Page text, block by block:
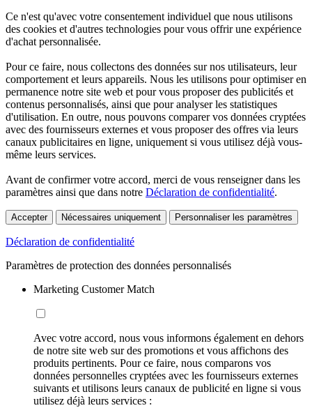
Ce n'est qu'avec votre consentement individuel que nous utilisons
des cookies et d'autres technologies pour vous offrir une expérience
d'achat personnalisée.
Pour ce faire, nous collectons des données sur nos utilisateurs, leur
comportement et leurs appareils. Nous les utilisons pour optimiser en
permanence notre site web et pour vous proposer des publicités et
contenus personnalisés, ainsi que pour analyser les statistiques
d'utilisation. En outre, nous pouvons comparer vos données cryptées
avec des fournisseurs externes et vous proposer des offres via leurs
canaux publicitaires en ligne, uniquement si vous utilisez déjà vous-
même leurs services.
Avant de confirmer votre accord, merci de vous renseigner dans les
paramètres ainsi que dans notre Déclaration de confidentialité.
Accepter Nécessaires uniquement Personnaliser les paramètres
Déclaration de confidentialité
Paramètres de protection des données personnalisés
Marketing Customer Match
Avec votre accord, nous vous informons également en dehors
de notre site web sur des promotions et vous affichons des
produits pertinents. Pour ce faire, nous comparons vos
données personnelles cryptées avec les fournisseurs externes
suivants et utilisons leurs canaux de publicité en ligne si vous
utilisez déjà leurs services :